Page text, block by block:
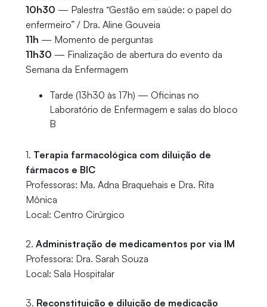
10h30 — Palestra “Gestão em saúde: o papel do
enfermeiro” / Dra. Aline Gouveia
11h — Momento de perguntas
11h30 — Finalização de abertura do evento da
Semana da Enfermagem
Tarde (13h30 às 17h) — Oficinas no
Laboratório de Enfermagem e salas do bloco
B
1. Terapia farmacológica com diluição de
fármacos e BIC
Professoras: Ma. Adna Braquehais e Dra. Rita
Mônica
Local: Centro Cirúrgico
2. Administração de medicamentos por via IM
Professora: Dra. Sarah Souza
Local: Sala Hospitalar
3. Reconstituição e diluição de medicação